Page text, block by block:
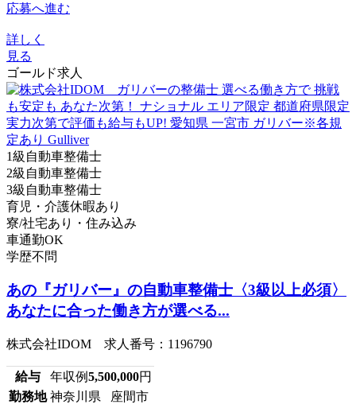
応募へ進む
詳しく
見る
ゴールド求人
1級自動車整備士
2級自動車整備士
3級自動車整備士
育児・介護休暇あり
寮/社宅あり・住み込み
車通勤OK
学歴不問
あの『ガリバー』の自動車整備士〈3級以上必須〉
あなたに合った働き方が選べる...
株式会社IDOM 求人番号：1196790
給与 年収例5,500,000円
勤務地 神奈川県 座間市